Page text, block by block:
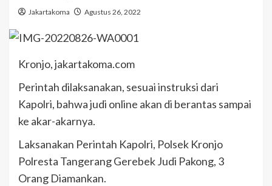
Jakartakoma Agustus 26, 2022
Kronjo, jakartakoma.com
Perintah dilaksanakan, sesuai instruksi dari
Kapolri, bahwa judi online akan di berantas sampai
ke akar-akarnya.
Laksanakan Perintah Kapolri, Polsek Kronjo
Polresta Tangerang Gerebek Judi Pakong, 3
Orang Diamankan.